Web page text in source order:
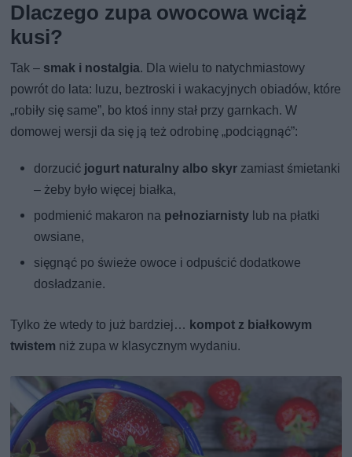
Dlaczego zupa owocowa wciąż
kusi?
Tak – smak i nostalgia. Dla wielu to natychmiastowy
powrót do lata: luzu, beztroski i wakacyjnych obiadów, które
„robiły się same”, bo ktoś inny stał przy garnkach. W
domowej wersji da się ją też odrobinę „podciągnąć”:
dorzucić jogurt naturalny albo skyr zamiast śmietanki
– żeby było więcej białka,
podmienić makaron na pełnoziarnisty lub na płatki
owsiane,
sięgnąć po świeże owoce i odpuścić dodatkowe
dosładzanie.
Tylko że wtedy to już bardziej… kompot z białkowym
twistem niż zupa w klasycznym wydaniu.